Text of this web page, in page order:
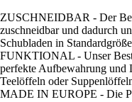
ZUSCHNEIDBAR - Der
zuschneidbar und dadurch
Schubladen in
FUNKTIONAL - Unser
perfekte Aufbewahrung und
Teelöffeln oder
MADE IN EUROPE - Die